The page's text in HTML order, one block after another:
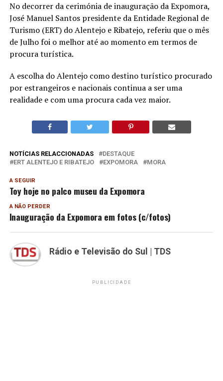
No decorrer da cerimónia de inauguração da Expomora,
José Manuel Santos presidente da Entidade Regional de
Turismo (ERT) do Alentejo e Ribatejo, referiu que o mês
de Julho foi o melhor até ao momento em termos de
procura turística.
A escolha do Alentejo como destino turístico procurado
por estrangeiros e nacionais continua a ser uma
realidade e com uma procura cada vez maior.
NOTÍCIAS RELACCIONADAS
DESTAQUE
ERT ALENTEJO E RIBATEJO
EXPOMORA MORA
A SEGUIR
Toy hoje no palco museu da Expomora
A NÃO PERDER
Inauguração da Expomora em fotos (c/fotos)
Rádio e Televisão do Sul | TDS
PUBLICIDADE